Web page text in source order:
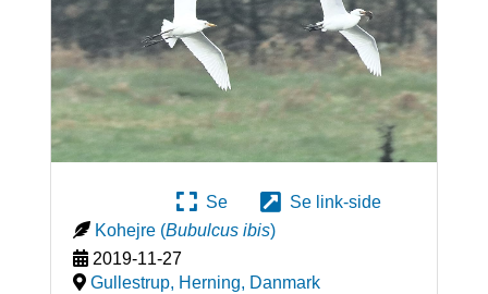
Se
Se link-side
Kohejre (Bubulcus ibis)
2019-11-27
Gullestrup, Herning, Danmark